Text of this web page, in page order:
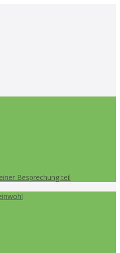
Besprechung teil